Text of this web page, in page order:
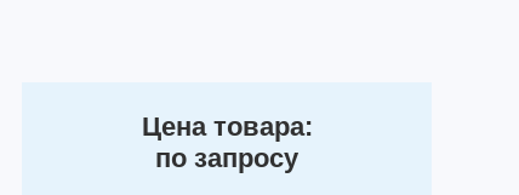
Цена товара:
по запросу